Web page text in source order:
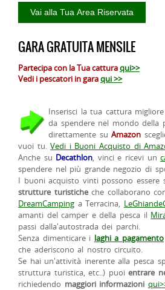
GARA GRATUITA MENSILE
Partecipa con la Tua catturaqui>>
Vedi i pescatori in garaqui >>
Inserisci la tua cattura
da spendere nel mondo della
direttamente suAmazon
vuoi tu.Vedi i Buoni Acquisto di
Anche su Decathlon, vinci e ricevi un
spendere nel più grande negozio di
I buoni acquisto vinti possono essere
strutture turisticheche collaborano
DreamCamping a Terracina,
amanti del camper e della pesca il
passi dalla'autostrada dei parchi.
Senza dimenticare i laghi a pagamento
che aderiscono al nostro circuito.
Se hai un'attività inerente alla pesca
struttura turistica, etc..) puoientrare
richiedendo maggiori informazioni